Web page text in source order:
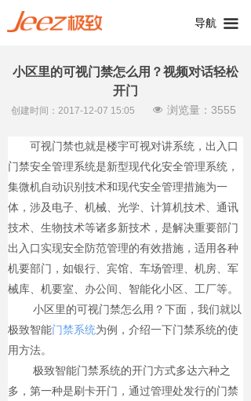
导航 끀
小区里的可视门禁怎么用？视频对话轻松
开门
可视门禁也就是楼宇可视对讲系统，出入口
门禁安全管理系统是新型现代化安全管理系统，
集微机自动识别技术和现代安全管理措施为一
体，涉及电子、机械、光学、计算机技术、通讯
技术、生物技术等诸多新技术，是解决重要部门
出入口实现安全防范管理的有效措施，适用各种
机要部门，如银行、宾馆、车场管理、机房、军
械库、机要室、办公间、智能化小区、工厂等。
小区里的可视门禁怎么用？下面，我们就以
极致智能门禁系统为例，介绍一下门禁系统的使
用方法。
极致智能门禁系统的开门方式多达六种之
多，第一种是刷卡开门，通过管理处发行的门禁
创建时间： 2017-12-07 15:05 넶 浏览量： 3555